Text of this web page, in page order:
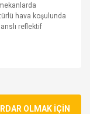
hava koşulunda
reflektif
OLMAK İÇİN